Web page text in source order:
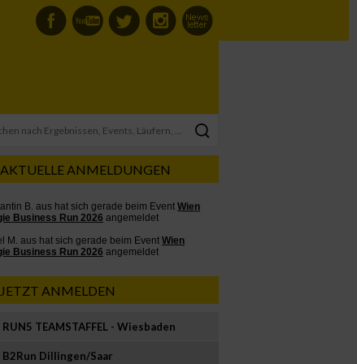
AKTUELLE ANMELDUNGEN
JETZT ANMELDEN
RUN5 TEAMSTAFFEL - Wiesbaden
B2Run Dillingen/Saar